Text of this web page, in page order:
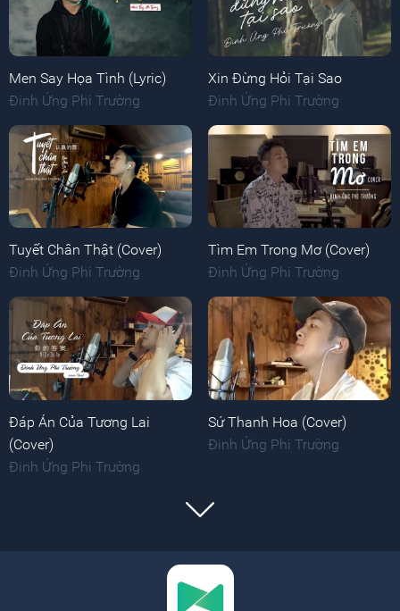
Men Say Họa Tình (Lyric)
Đinh Ứng Phi Trường
Xin Đừng Hỏi Tại Sao
Đinh Ứng Phi Trường
Tuyết Chân Thật (Cover)
Đinh Ứng Phi Trường
Tìm Em Trong Mơ (Cover)
Đinh Ứng Phi Trường
Đáp Án Của Tương Lai
(Cover)
Đinh Ứng Phi Trường
Sứ Thanh Hoa (Cover)
Đinh Ứng Phi Trường